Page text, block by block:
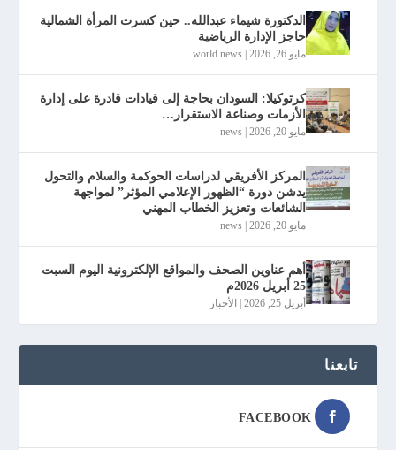
الدكتورة شيماء عبدالله.. حين كسرت المرأة الشمالية
حاجز الإدارة الرياضية
مايو 26, 2026 world news
كرتوكيلا: السودان بحاجة إلى قيادات قادرة على إدارة
الأزمات وصناعة الاستقرار…
مايو 20, 2026 news
المركز الأفريقي لدراسات الحوكمة والسلام والتحول
يدشن دورة “الظهور الإعلامي المؤثر” لمواجهة
الشائعات وتعزيز الخطاب المهني
مايو 20, 2026 news
أهم عناوين الصحف والمواقع الإلكترونية اليوم السبت
25 أبريل 2026م
أبريل 25, 2026 الأخبار
تابعنا
FACEBOOK